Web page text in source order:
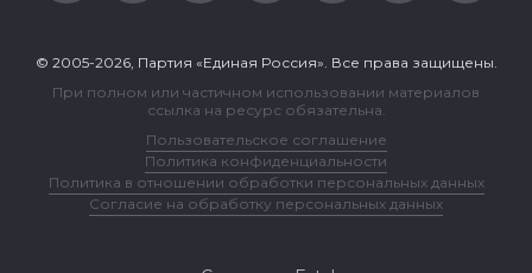
© 2005-2026, Партия «Единая Россия». Все права защищены.
При полном или частичном использовании материалов
ссылка на ресурс обязательна.
Пользовательское соглашение
Политика конфиденциальности
Политика в отношении обработки персональных данных
Согласие на обработку персональных данных